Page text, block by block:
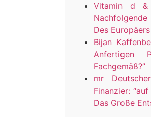
Vitamin d &
Des Europäers
Bijan
Anfertigen
Fachgemäß?”
mr
Finanzier:
Das Große